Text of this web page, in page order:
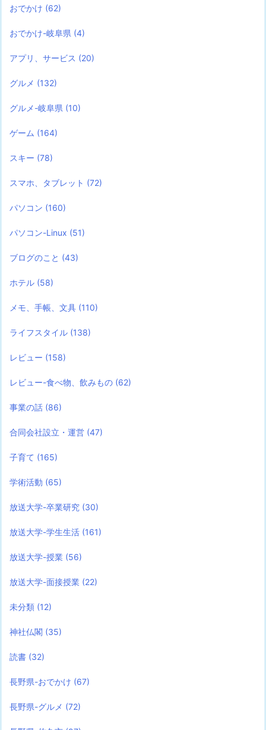
おでかけ (62)
おでかけ-岐阜県 (4)
アプリ、サービス (20)
グルメ (132)
グルメ-岐阜県 (10)
ゲーム (164)
スキー (78)
スマホ、タブレット (72)
パソコン (160)
パソコン-Linux (51)
ブログのこと (43)
ホテル (58)
メモ、手帳、文具 (110)
ライフスタイル (138)
レビュー (158)
レビュー-食べ物、飲みもの (62)
事業の話 (86)
合同会社設立・運営 (47)
子育て (165)
学術活動 (65)
放送大学-卒業研究 (30)
放送大学-学生生活 (161)
放送大学-授業 (56)
放送大学-面接授業 (22)
未分類 (12)
神社仏閣 (35)
読書 (32)
長野県-おでかけ (67)
長野県-グルメ (72)